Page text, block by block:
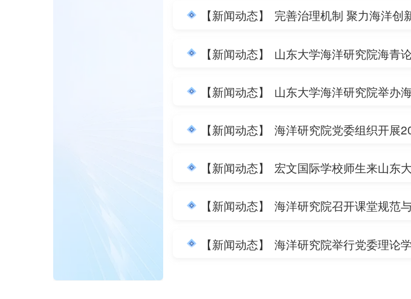
【新闻动态】
【新闻动态】 山东大学海洋研究院海青
【新闻动态】 山东大学海洋研究院举办
【新闻动态】 海洋研究院党委组织开展
【新闻动态】 宏文国际学校师生来山东
【新闻动态】 海洋研究院召开课堂规范
【新闻动态】 海洋研究院举行党委理论